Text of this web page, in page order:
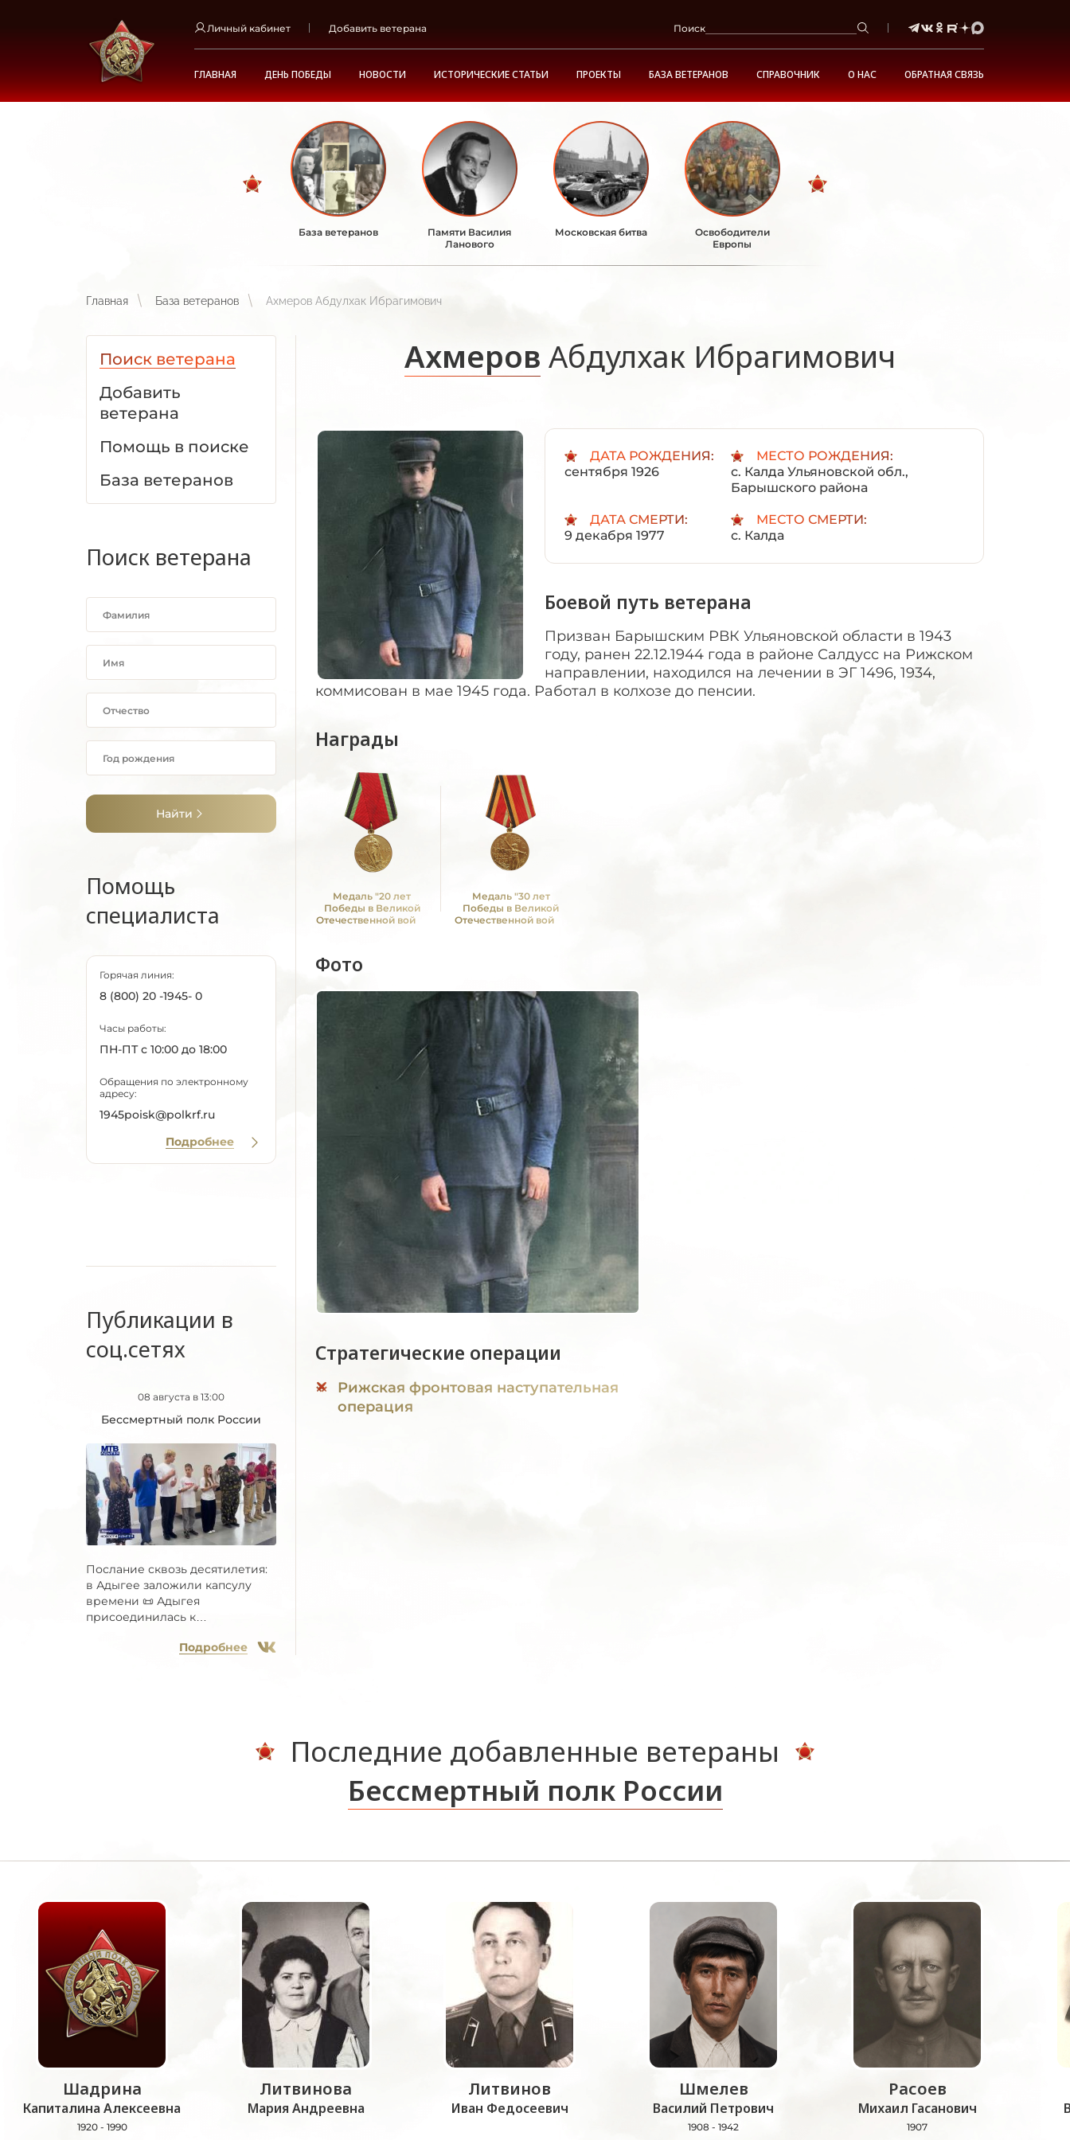
Личный кабинет Добавить ветерана Поиск
ГЛАВНАЯ ДЕНЬ ПОБЕДЫ НОВОСТИ ИСТОРИЧЕСКИЕ СТАТЬИ ПРОЕКТЫ БАЗА ВЕТЕРАНОВ СПРАВОЧНИК О НАС ОБРАТНАЯ СВЯЗЬ
База ветеранов
Памяти Василия
Ланового
Московская битва
Освободители
Европы
Главная База ветеранов Ахмеров Абдулхак Ибрагимович
Поиск ветерана
Добавить
ветерана
Помощь в поиске
База ветеранов
Поиск ветерана
Найти
Помощь
специалиста
Горячая линия:
8 (800) 20 -1945- 0
Часы работы:
ПН-ПТ с 10:00 до 18:00
Обращения по электронному
адресу:
1945poisk@polkrf.ru
Подробнее
Публикации в
соц.сетях
08 августа в 13:00
Бессмертный полк России
Послание сквозь десятилетия:
в Адыгее заложили капсулу
времени 📜 Адыгея
присоединилась к
Подробнее
Ахмеров Абдулхак Ибрагимович
ДАТА РОЖДЕНИЯ:
сентября 1926
МЕСТО РОЖДЕНИЯ:
с. Калда Ульяновской обл.,
Барышского района
ДАТА СМЕРТИ:
9 декабря 1977
МЕСТО СМЕРТИ:
с. Калда
Боевой путь ветерана
Призван Барышским РВК Ульяновской области в 1943
году, ранен 22.12.1944 года в районе Салдусс на Рижском
направлении, находился на лечении в ЭГ 1496, 1934,
коммисован в мае 1945 года. Работал в колхозе до пенсии.
Награды
Медаль "20 лет
Победы в Великой
Отечественной войне
Медаль "30 лет
Победы в Великой
Отечественной войне
Фото
Стратегические операции
Рижская фронтовая наступательная
операция
Последние добавленные ветераны
Бессмертный полк России
Шадрина
Капиталина Алексеевна
1920 - 1990
Литвинова
Мария Андреевна
Литвинов
Иван Федосеевич
Шмелев
Василий Петрович
1908 - 1942
Расоев
Михаил Гасанович
1907